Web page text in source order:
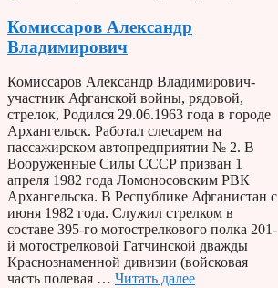
Комиссаров Александр
Владимирович
Комиссаров Александр Владимирович-
участник Афганской войны, рядовой,
стрелок, Родился 29.06.1963 года в городе
Архангельск. Работал слесарем на
пассажирском автопредприятии № 2. В
Вооруженные Силы СССР призван 1
апреля 1982 года Ломоносовским РВК
Архангельска. В Республике Афганистан с
июня 1982 года. Служил стрелком в
составе 395-го мотострелкового полка 201-
й мотострелковой Гатчинской дважды
Краснознаменной дивизии (войсковая
часть полевая … Читать далее